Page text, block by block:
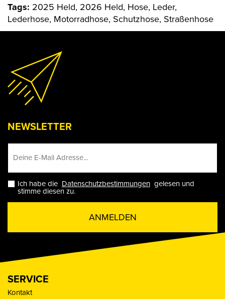
Tags: 2025 Held, 2026 Held, Hose, Leder,
Lederhose, Motorradhose, Schutzhose, Straßenhose
NEWSLETTER
Ich habe die Datenschutzbestimmungen gelesen und
stimme diesen zu.
ANMELDEN
SERVICE
Kontakt